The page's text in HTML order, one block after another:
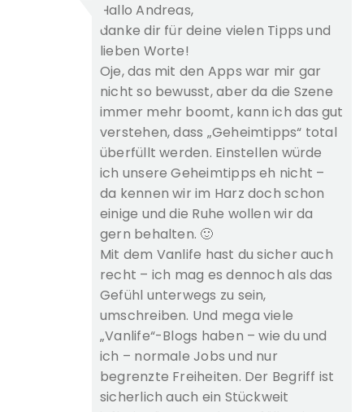
Hallo Andreas,
danke dir für deine vielen Tipps und
lieben Worte!
Oje, das mit den Apps war mir gar
nicht so bewusst, aber da die Szene
immer mehr boomt, kann ich das gut
verstehen, dass „Geheimtipps“ total
überfüllt werden. Einstellen würde
ich unsere Geheimtipps eh nicht –
da kennen wir im Harz doch schon
einige und die Ruhe wollen wir da
gern behalten. 🙂
Mit dem Vanlife hast du sicher auch
recht – ich mag es dennoch als das
Gefühl unterwegs zu sein,
umschreiben. Und mega viele
„Vanlife“-Blogs haben – wie du und
ich – normale Jobs und nur
begrenzte Freiheiten. Der Begriff ist
sicherlich auch ein Stückweit